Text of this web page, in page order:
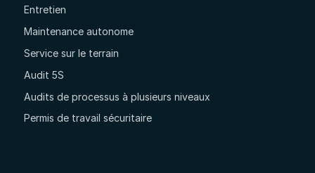
Entretien
Maintenance autonome
Service sur le terrain
Audit 5S
Audits de processus à plusieurs niveaux
Permis de travail sécuritaire